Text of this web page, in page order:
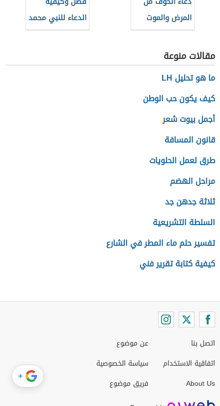
المرض والموت
الدعاء للنبي محمد
مقالات منوعة
ما هو تحليل LH
كيف يكون حب الوطن
أجمل بيوت شعر
قانون المسافة
طرق لعمل الحلويات
مراحل الهضم
ثلاثة جدهن جد
السلطة التشريعية
تفسير حلم ماء المطر في الشارع
كيفية كتابة تقرير فني
اتصل بنا
اتفاقية الاستخدام
About Us
عن موضوع
سياسة الخصوصية
فريق موضوع
+